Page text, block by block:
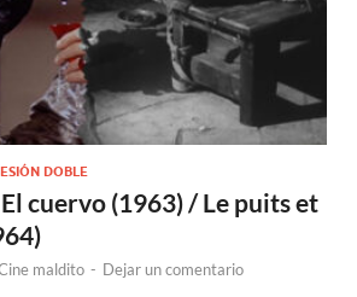
DOBLE
cuervo (1963) / Le puits et
maldito - Dejar un comentario